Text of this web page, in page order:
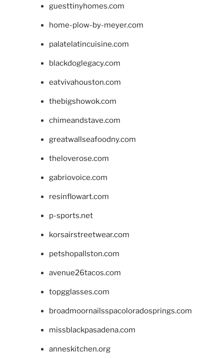
guesttinyhomes.com
home-plow-by-meyer.com
palatelatincuisine.com
blackdoglegacy.com
eatvivahouston.com
thebigshowok.com
chimeandstave.com
greatwallseafoodny.com
theloverose.com
gabriovoice.com
resinflowart.com
p-sports.net
korsairstreetwear.com
petshopallston.com
avenue26tacos.com
topgglasses.com
broadmoornailsspacoloradosprings.com
missblackpasadena.com
anneskitchen.org